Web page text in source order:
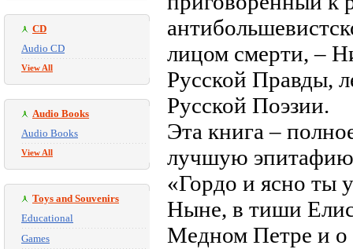
CD
Audio CD
View All
Audio Books
Audio Books
View All
Toys and Souvenirs
Educational
Games
лицом смерти, –
Русской Правды,
Русской Поэзии.
Эта книга –
лучшую эпитафию
«Гордо и ясно ты
Ныне, в тиши
Медном Петре и о